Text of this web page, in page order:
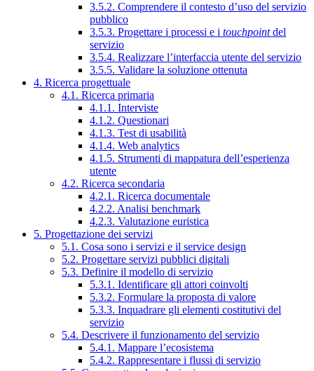
3.5.2. Comprendere il contesto d’uso del servizio
pubblico
3.5.3. Progettare i processi e i touchpointdel
servizio
3.5.4. Realizzare l’interfaccia utente del servizio
3.5.5. Validare la soluzione ottenuta
4. Ricerca progettuale
4.1. Ricerca primaria
4.1.1. Interviste
4.1.2. Questionari
4.1.3. Test di usabilità
4.1.4. Web analytics
4.1.5. Strumenti di mappatura dell’esperienza
utente
4.2. Ricerca secondaria
4.2.1. Ricerca documentale
4.2.2. Analisi benchmark
4.2.3. Valutazione euristica
5. Progettazione dei servizi
5.1. Cosa sono i servizi e il service design
5.2. Progettare servizi pubblici digitali
5.3. Definire il modello di servizio
5.3.1. Identificare gli attori coinvolti
5.3.2. Formulare la proposta di valore
5.3.3. Inquadrare gli elementi costitutivi del
servizio
5.4. Descrivere il funzionamento del servizio
5.4.1. Mappare l’ecosistema
5.4.2. Rappresentare i flussi di servizio